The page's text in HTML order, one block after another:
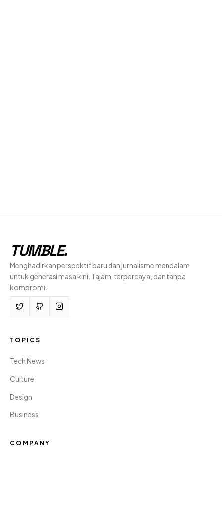
TUMBLE.
Menghadirkan perspektif baru dan jurnalisme mendalam
untuk generasi masa kini. Tajam, terpercaya, dan tanpa
kompromi.
TOPICS
Tech News
Culture
Design
Business
COMPANY